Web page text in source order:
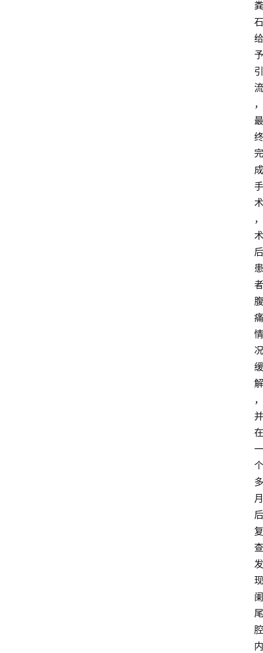
粪
石
给
予
引
流
，
最
终
完
成
手
术
，
术
后
患
者
腹
痛
情
况
缓
解
，
并
在
一
个
多
月
后
复
查
发
现
阑
尾
腔
内